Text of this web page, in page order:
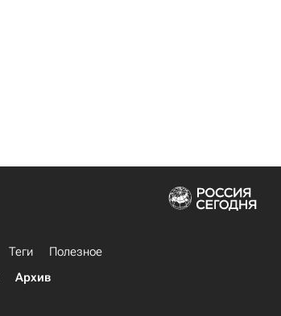
Теги
Полезное
Архив